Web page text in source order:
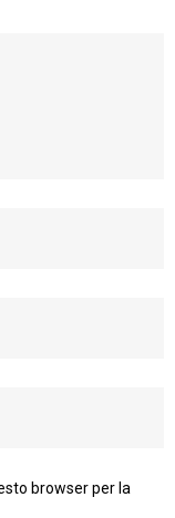
browser per la